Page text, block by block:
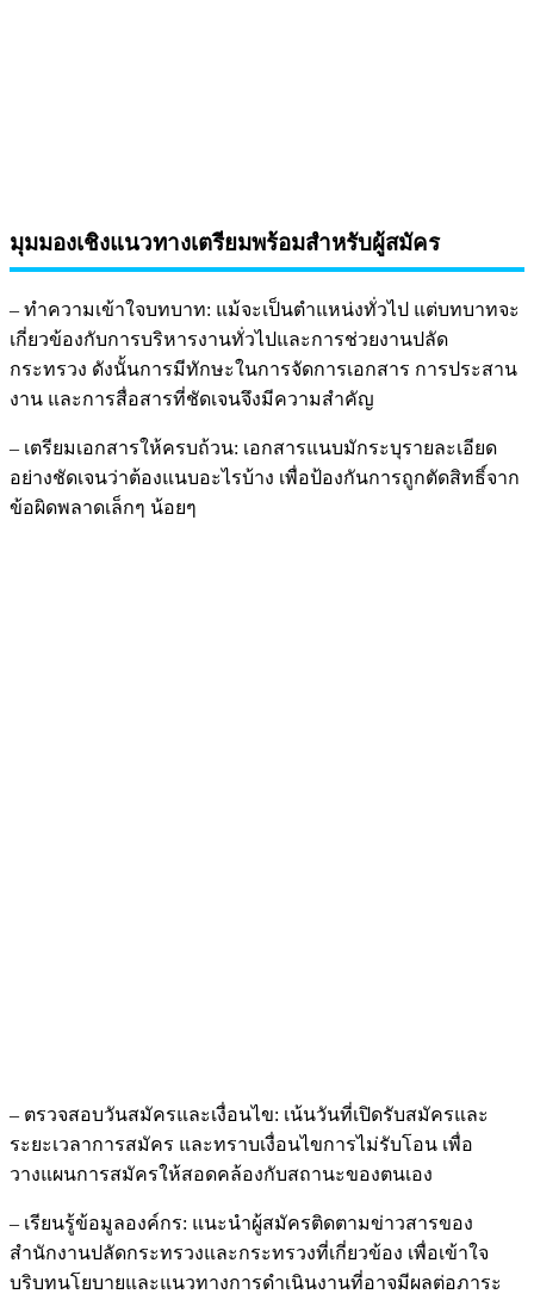
มุมมองเชิงแนวทางเตรียมพร้อมสำหรับผู้สมัคร
– ทำความเข้าใจบทบาท: แม้จะเป็นตำแหน่งทั่วไป แต่บทบาทจะ
เกี่ยวข้องกับการบริหารงานทั่วไปและการช่วยงานปลัด
กระทรวง ดังนั้นการมีทักษะในการจัดการเอกสาร การประสาน
งาน และการสื่อสารที่ชัดเจนจึงมีความสำคัญ
– เตรียมเอกสารให้ครบถ้วน: เอกสารแนบมักระบุรายละเอียด
อย่างชัดเจนว่าต้องแนบอะไรบ้าง เพื่อป้องกันการถูกตัดสิทธิ์จาก
ข้อผิดพลาดเล็กๆ น้อยๆ
– ตรวจสอบวันสมัครและเงื่อนไข: เน้นวันที่เปิดรับสมัครและ
ระยะเวลาการสมัคร และทราบเงื่อนไขการไม่รับโอน เพื่อ
วางแผนการสมัครให้สอดคล้องกับสถานะของตนเอง
– เรียนรู้ข้อมูลองค์กร: แนะนำผู้สมัครติดตามข่าวสารของ
สำนักงานปลัดกระทรวงและกระทรวงที่เกี่ยวข้อง เพื่อเข้าใจ
บริบทนโยบายและแนวทางการดำเนินงานที่อาจมีผลต่อภาระ